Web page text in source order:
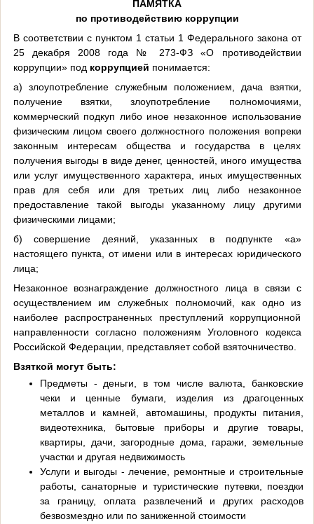
ПАМЯТКА
по противодействию коррупции
В соответствии с пунктом 1 статьи 1 Федерального закона от
25 декабря 2008 года № 273-ФЗ «О противодействии
коррупции» под коррупцией понимается:
а) злоупотребление служебным положением, дача взятки,
получение взятки, злоупотребление полномочиями,
коммерческий подкуп либо иное незаконное использование
физическим лицом своего должностного положения вопреки
законным интересам общества и государства в целях
получения выгоды в виде денег, ценностей, иного имущества
или услуг имущественного характера, иных имущественных
прав для себя или для третьих лиц либо незаконное
предоставление такой выгоды указанному лицу другими
физическими лицами;
б) совершение деяний, указанных в подпункте «а»
настоящего пункта, от имени или в интересах юридического
лица;
Незаконное вознаграждение должностного лица в связи с
осуществлением им служебных полномочий, как одно из
наиболее распространенных преступлений коррупционной
направленности согласно положениям Уголовного кодекса
Российской Федерации, представляет собой взяточничество.
Взяткой могут быть:
Предметы - деньги, в том числе валюта, банковские
чеки и ценные бумаги, изделия из драгоценных
металлов и камней, автомашины, продукты питания,
видеотехника, бытовые приборы и другие товары,
квартиры, дачи, загородные дома, гаражи, земельные
участки и другая недвижимость
Услуги и выгоды - лечение, ремонтные и строительные
работы, санаторные и туристические путевки, поездки
за границу, оплата развлечений и других расходов
безвозмездно или по заниженной стоимости